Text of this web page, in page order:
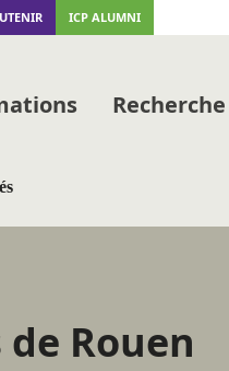
ICP ALUMNI
Recherche
de Rouen